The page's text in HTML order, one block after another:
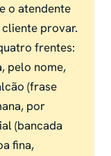
o atendente
provar.
frentes:
pelo nome,
(frase
por
(bancada
fina,